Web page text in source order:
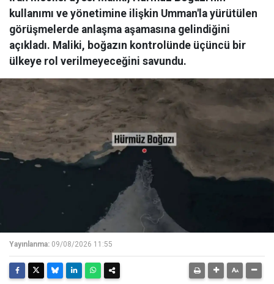
kullanımı ve yönetimine ilişkin Umman'la yürütülen
görüşmelerde anlaşma aşamasına gelindiğini
açıkladı. Maliki, boğazın kontrolünde üçüncü bir
ülkeye rol verilmeyeceğini savundu.
Yayınlanma: 09/08/2026 11:55